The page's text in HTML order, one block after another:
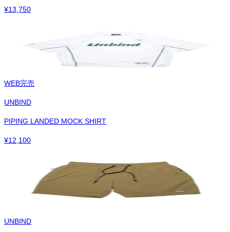
¥13,750
WEB完売
UNBIND
PIPING LANDED MOCK SHIRT
¥12,100
UNBIND